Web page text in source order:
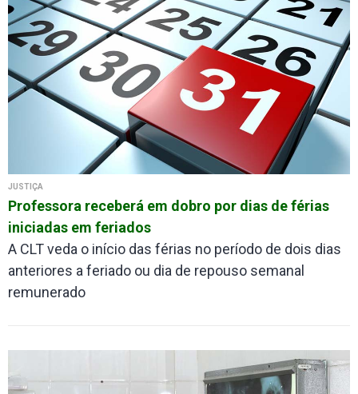
JUSTIÇA
Professora receberá em dobro por dias de férias
iniciadas em feriados
A CLT veda o início das férias no período de dois dias
anteriores a feriado ou dia de repouso semanal
remunerado